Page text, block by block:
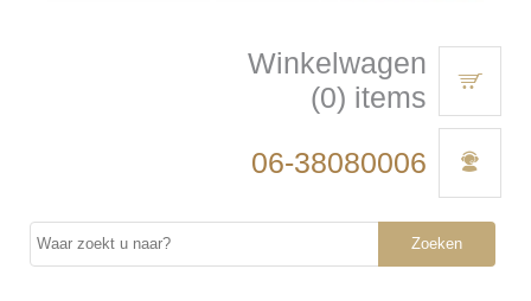
Winkelwagen
(0) items
06-38080006
Zoeken